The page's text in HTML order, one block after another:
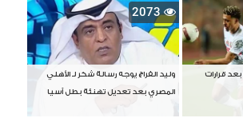
بعد قرارات
2073
وليد الفراج يوجه رسالة شكر لـ الأهلي
المصري بعد تعديل تهنئة بطل آسيا